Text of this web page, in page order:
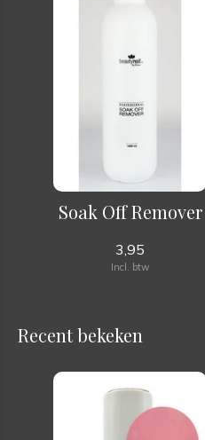
Soak Off Remover
3,95
Incl. btw
Recent bekeken